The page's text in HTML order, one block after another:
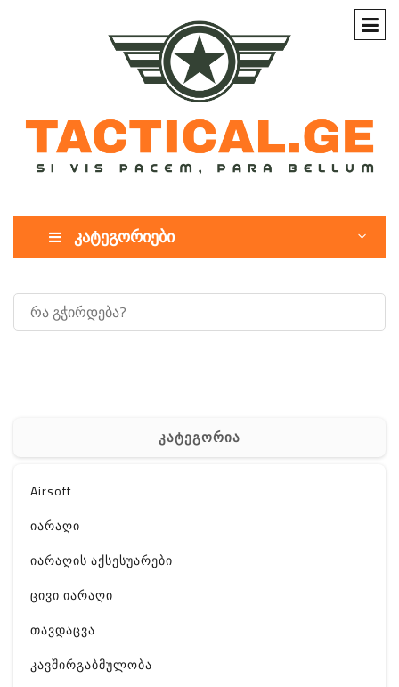
კატეგორიები
კატეგორია
Airsoft
იარაღი
იარაღის აქსესუარები
ცივი იარაღი
თავდაცვა
კავშირგაბმულობა